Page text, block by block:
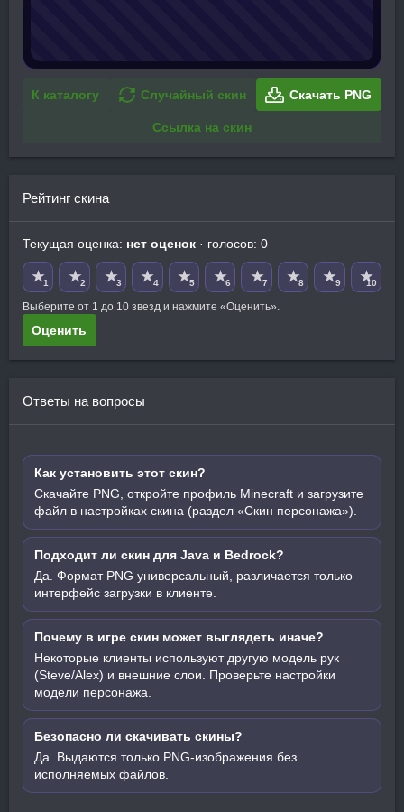
К каталогу Случайный скин Скачать PNG
Ссылка на скин
Рейтинг скина
Текущая оценка: нет оценок · голосов: 0
★1 ★2 ★3 ★4 ★5 ★6 ★7 ★8 ★9 ★10
Выберите от 1 до 10 звезд и нажмите «Оценить».
Оценить
Ответы на вопросы
Как установить этот скин?
Скачайте PNG, откройте профиль Minecraft и загрузите
файл в настройках скина (раздел «Скин персонажа»).
Подходит ли скин для Java и Bedrock?
Да. Формат PNG универсальный, различается только
интерфейс загрузки в клиенте.
Почему в игре скин может выглядеть иначе?
Некоторые клиенты используют другую модель рук
(Steve/Alex) и внешние слои. Проверьте настройки
модели персонажа.
Безопасно ли скачивать скины?
Да. Выдаются только PNG-изображения без
исполняемых файлов.